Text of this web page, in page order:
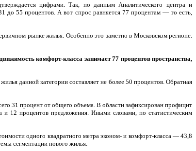
цифрами. Так, по данным Аналитического центра и
до 55 процентов. А вот спрос равняется 77 процентам — то есть,
рынке жилья. Особенно это заметно в Московском регионе.
комфорт-класса занимает 77 процентов пространства,
данной категории составляет не более 50 процентов. Обратная
31 процент от общего объема. В области зафиксирован профицит
и 12 процентов предложения. Иными словами, по статистическим
одного квадратного метра эконом- и комфорт-класса — 43,8
сегментации нового жилья.